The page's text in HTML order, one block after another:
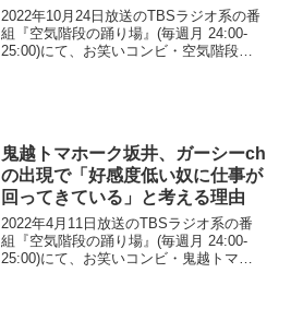
ッコミ「もうスマブラじゃん
(笑)」
2022年10月24日放送のTBSラジオ系の番
組『空気階段の踊り場』(毎週月 24:00-
25:00)にて、お笑いコンビ・空気階段の
鬼越トマホーク坂井、ガーシーch
の出現で「好感度低い奴に仕事が
回ってきている」と考える理由
2022年4月11日放送のTBSラジオ系の番
組『空気階段の踊り場』(毎週月 24:00-
25:00)にて、お笑いコンビ・鬼越トマホ